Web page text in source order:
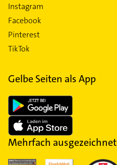
Instagram
Facebook
Pinterest
TikTok
Gelbe Seiten als App
Mehrfach ausgezeichnet